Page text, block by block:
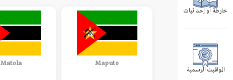
خارطة أو إحداثيات
المواقيت الرسمية
Maputo
Matola